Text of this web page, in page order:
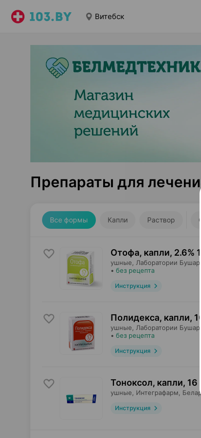
Витебск
Препараты для
Все формы Капли Раствор
Отофа, капли, 2.6%
ушные, Лаборатории
• без рецепта
Инструкция
Полидекса, капли,
ушные, Лаборатории
• без рецепта
Инструкция
Тоноксол, капли, 16 г
ушные, Интеграфарм ,
Инструкция